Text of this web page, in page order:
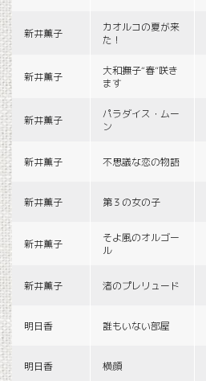
新井薫子
カオルコの夏が来
た！
新井薫子
大和撫子“春”咲き
ます
新井薫子
パラダイス・ムー
ン
新井薫子 不思議な恋の物語
新井薫子 第３の女の子
新井薫子
そよ風のオルゴー
ル
新井薫子 渚のプレリュード
明日香 誰もいない部屋
明日香 横顔